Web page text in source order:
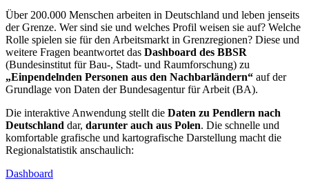
Über 200.000 Menschen arbeiten in Deutschland und leben jenseits
der Grenze. Wer sind sie und welches Profil weisen sie auf? Welche
Rolle spielen sie für den Arbeitsmarkt in Grenzregionen? Diese und
weitere Fragen beantwortet das Dashboard des BBSR
(Bundesinstitut für Bau-, Stadt- und Raumforschung) zu
„Einpendelnden Personen aus den Nachbarländern“ auf der
Grundlage von Daten der Bundesagentur für Arbeit (BA).
Die interaktive Anwendung stellt die Daten zu Pendlern nach
Deutschland dar, darunter auch aus Polen. Die schnelle und
komfortable grafische und kartografische Darstellung macht die
Regionalstatistik anschaulich:
Dashboard